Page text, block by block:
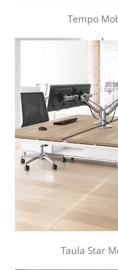
Tempo
Taula Star